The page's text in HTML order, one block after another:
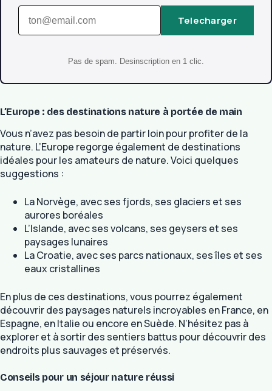
Telecharger
Pas de spam. Desinscription en 1 clic.
L’Europe : des destinations nature à portée de main
Vous n’avez pas besoin de partir loin pour profiter de la
nature. L’Europe regorge également de destinations
idéales pour les amateurs de nature. Voici quelques
suggestions :
La Norvège, avec ses fjords, ses glaciers et ses
aurores boréales
L’Islande, avec ses volcans, ses geysers et ses
paysages lunaires
La Croatie, avec ses parcs nationaux, ses îles et ses
eaux cristallines
En plus de ces destinations, vous pourrez également
découvrir des paysages naturels incroyables en France, en
Espagne, en Italie ou encore en Suède. N’hésitez pas à
explorer et à sortir des sentiers battus pour découvrir des
endroits plus sauvages et préservés.
Conseils pour un séjour nature réussi